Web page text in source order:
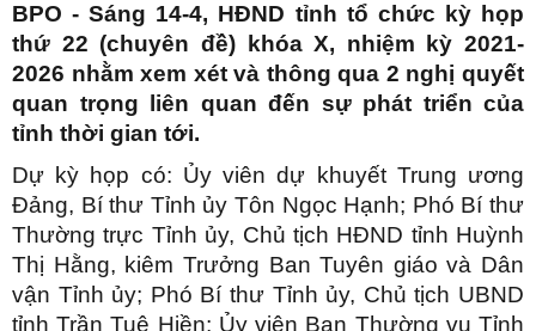
BPO - Sáng 14-4, HĐND tỉnh tổ chức kỳ họp
thứ 22 (chuyên đề) khóa X, nhiệm kỳ 2021-
2026 nhằm xem xét và thông qua 2 nghị quyết
quan trọng liên quan đến sự phát triển của
tỉnh thời gian tới.
Dự kỳ họp có: Ủy viên dự khuyết Trung ương
Đảng, Bí thư Tỉnh ủy Tôn Ngọc Hạnh; Phó Bí thư
Thường trực Tỉnh ủy, Chủ tịch HĐND tỉnh Huỳnh
Thị Hằng, kiêm Trưởng Ban Tuyên giáo và Dân
vận Tỉnh ủy; Phó Bí thư Tỉnh ủy, Chủ tịch UBND
tỉnh Trần Tuệ Hiền; Ủy viên Ban Thường vụ Tỉnh